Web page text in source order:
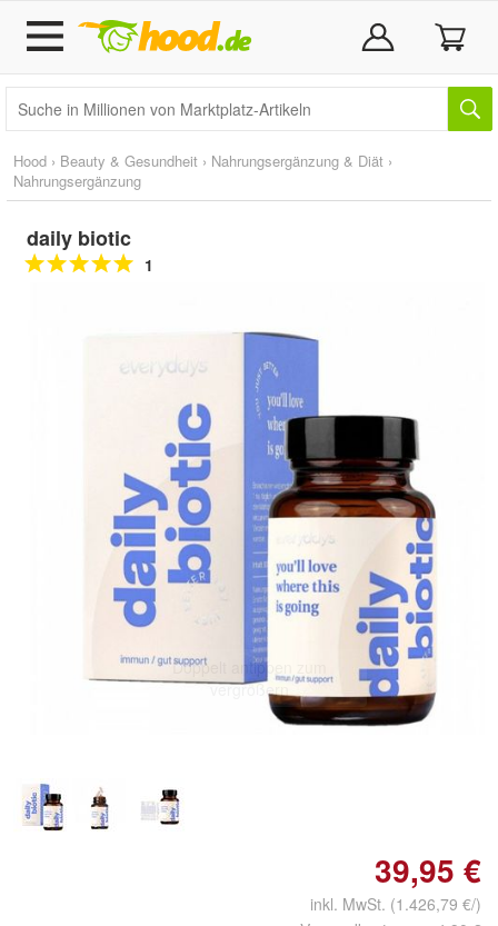
Hood › Beauty & Gesundheit › Nahrungsergänzung & Diät ›
Nahrungsergänzung
daily biotic
1
Doppelt antippen zum
vergrößern
39,95 €
inkl. MwSt. (1.426,79 €/)